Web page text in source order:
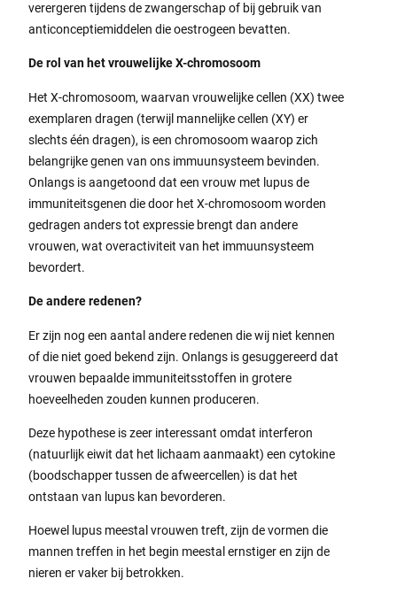
verergeren tijdens de zwangerschap of bij gebruik van
anticonceptiemiddelen die oestrogeen bevatten.
De rol van het vrouwelijke X-chromosoom
Het X-chromosoom, waarvan vrouwelijke cellen (XX) twee
exemplaren dragen (terwijl mannelijke cellen (XY) er
slechts één dragen), is een chromosoom waarop zich
belangrijke genen van ons immuunsysteem bevinden.
Onlangs is aangetoond dat een vrouw met lupus de
immuniteitsgenen die door het X-chromosoom worden
gedragen anders tot expressie brengt dan andere
vrouwen, wat overactiviteit van het immuunsysteem
bevordert.
De andere redenen?
Er zijn nog een aantal andere redenen die wij niet kennen
of die niet goed bekend zijn. Onlangs is gesuggereerd dat
vrouwen bepaalde immuniteitsstoffen in grotere
hoeveelheden zouden kunnen produceren.
Deze hypothese is zeer interessant omdat interferon
(natuurlijk eiwit dat het lichaam aanmaakt) een cytokine
(boodschapper tussen de afweercellen) is dat het
ontstaan van lupus kan bevorderen.
Hoewel lupus meestal vrouwen treft, zijn de vormen die
mannen treffen in het begin meestal ernstiger en zijn de
nieren er vaker bij betrokken.